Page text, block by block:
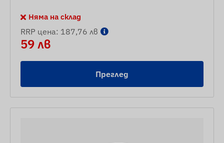
Няма на склад
RRP цена: 187,76 лв
59 лв
Преглед